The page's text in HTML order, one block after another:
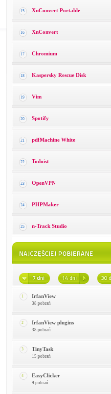
15 XnConvert Portable
16 XnConvert
17 Chromium
18 Kaspersky Rescue Disk
19 Vim
20 Spotify
21 pdfMachine White
22 Todoist
23 OpenVPN
24 PHPMaker
25 n-Track Studio
1 IrfanView
38 pobrań
2 IrfanView plugins
38 pobrań
3 TinyTask
15 pobrań
4 EasyClicker
9 pobrań